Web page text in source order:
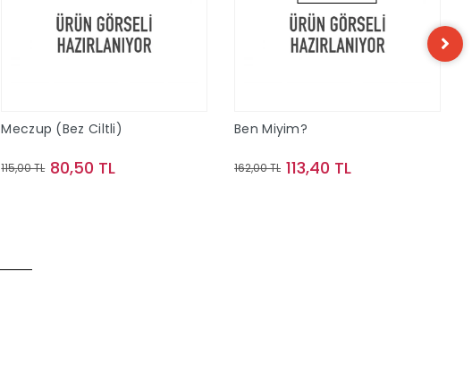
Meczup (Bez Ciltli)
115,00 TL 80,50 TL
Ben Miyim?
162,00 TL 113,40 TL